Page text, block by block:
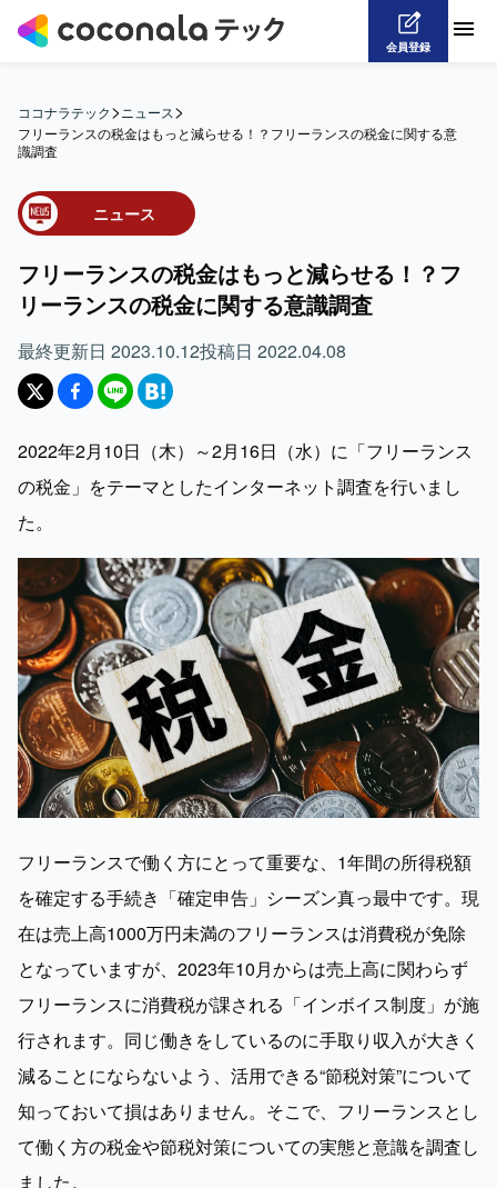
会員登録
ココナラテック> ニュース>
フリーランスの税金はもっと減らせる！？フリーランスの税金に関する意
識調査
ニュース
フリーランスの税金はもっと減らせる！？フ
リーランスの税金に関する意識調査
最終更新日 2023.10.12投稿日 2022.04.08
2022年2月10日（木）～2月16日（水）に「フリーランス
の税金」をテーマとしたインターネット調査を行いまし
た。
フリーランスで働く方にとって重要な、1年間の所得税額
を確定する手続き「確定申告」シーズン真っ最中です。現
在は売上高1000万円未満のフリーランスは消費税が免除
となっていますが、2023年10月からは売上高に関わらず
フリーランスに消費税が課される「インボイス制度」が施
行されます。同じ働きをしているのに手取り収入が大きく
減ることにならないよう、活用できる“節税対策”について
知っておいて損はありません。そこで、フリーランスとし
て働く方の税金や節税対策についての実態と意識を調査し